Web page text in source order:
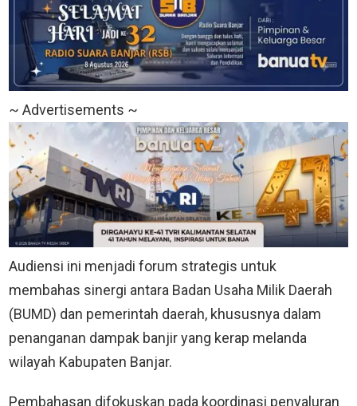
~ Advertisements ~
Audiensi ini menjadi forum strategis untuk
membahas sinergi antara Badan Usaha Milik Daerah
(BUMD) dan pemerintah daerah, khususnya dalam
penanganan dampak banjir yang kerap melanda
wilayah Kabupaten Banjar.
Pembahasan difokuskan pada koordinasi penyaluran